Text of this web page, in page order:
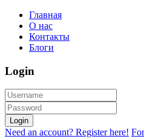
Главная
О нас
Контакты
Блоги
Login
Login
Need an account? Register here!